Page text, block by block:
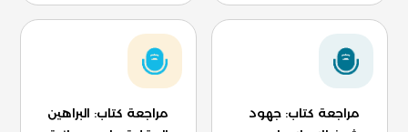
مراجعة كتاب: جهود
مراجعة كتاب: البراهين